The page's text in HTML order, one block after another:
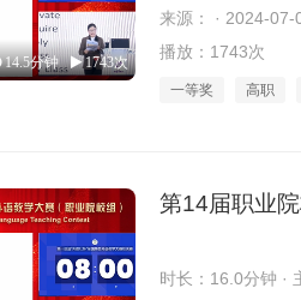
14.5分钟 1743次
来源： · 2024-07-
播放：1743次
一等奖 高职
第14届职业
时长：16.0分钟 ·